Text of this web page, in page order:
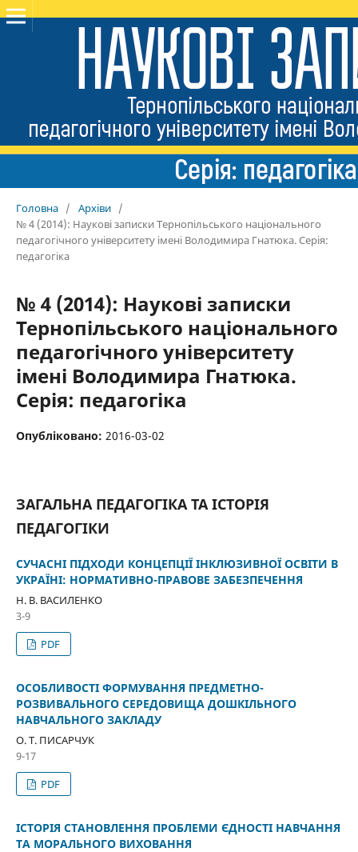
Головна / Архіви /
№ 4 (2014): Наукові записки Тернопільського національного
педагогічного університету імені Володимира Гнатюка. Серія:
педагогіка
№ 4 (2014): Наукові записки
Тернопільського національного
педагогічного університету
імені Володимира Гнатюка.
Серія: педагогіка
Опубліковано: 2016-03-02
ЗАГАЛЬНА ПЕДАГОГІКА ТА ІСТОРІЯ
ПЕДАГОГІКИ
СУЧАСНІ ПІДХОДИ КОНЦЕПЦІЇ ІНКЛЮЗИВНОЇ ОСВІТИ В
УКРАЇНІ: НОРМАТИВНО-ПРАВОВЕ ЗАБЕЗПЕЧЕННЯ
Н. В. ВАСИЛЕНКО
3-9
PDF
ОСОБЛИВОСТІ ФОРМУВАННЯ ПРЕДМЕТНО-
РОЗВИВАЛЬНОГО СЕРЕДОВИЩА ДОШКІЛЬНОГО
НАВЧАЛЬНОГО ЗАКЛАДУ
О. Т. ПИСАРЧУК
9-17
PDF
ІСТОРІЯ СТАНОВЛЕННЯ ПРОБЛЕМИ ЄДНОСТІ НАВЧАННЯ
ТА МОРАЛЬНОГО ВИХОВАННЯ